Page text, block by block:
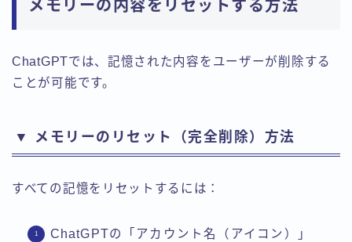
メモリーの内容をリセットする方法
ChatGPTでは、記憶された内容をユーザーが削除する
ことが可能です。
▼ メモリーのリセット（完全削除）方法
すべての記憶をリセットするには：
ChatGPTの「アカウント名（アイコン）」